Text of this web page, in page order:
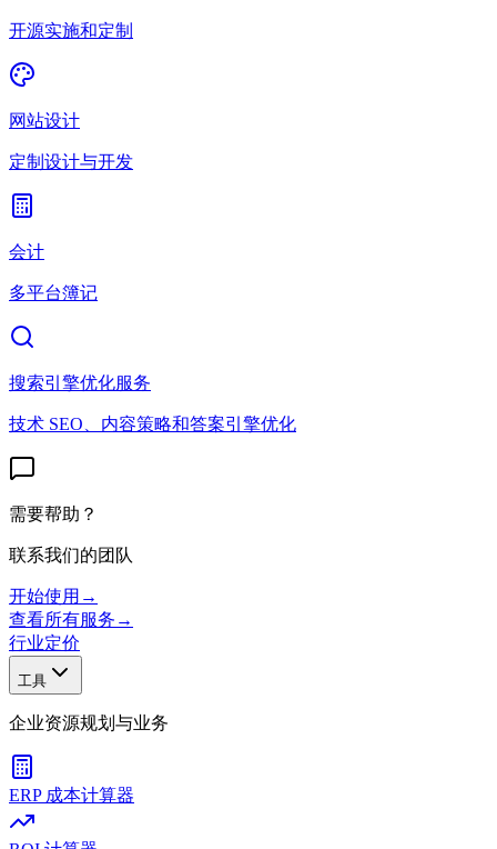
开源实施和定制
网站设计
定制设计与开发
会计
多平台簿记
搜索引擎优化服务
技术 SEO、内容策略和答案引擎优化
需要帮助？
联系我们的团队
开始使用 →
查看所有服务 →
行业定价
工具
企业资源规划与业务
ERP 成本计算器